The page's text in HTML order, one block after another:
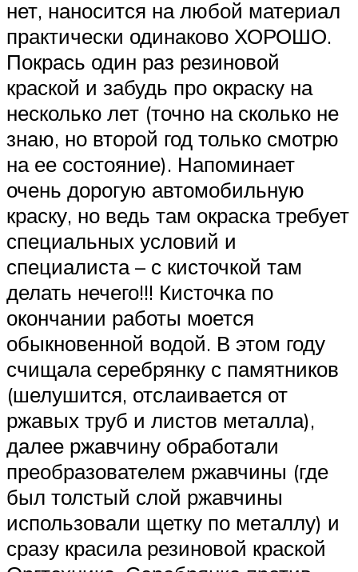
нет, наносится на любой материал
практически одинаково ХОРОШО.
Покрась один раз резиновой
краской и забудь про окраску на
несколько лет (точно на сколько не
знаю, но второй год только смотрю
на ее состояние). Напоминает
очень дорогую автомобильную
краску, но ведь там окраска требует
специальных условий и
специалиста – с кисточкой там
делать нечего!!! Кисточка по
окончании работы моется
обыкновенной водой. В этом году
счищала серебрянку с памятников
(шелушится, отслаивается от
ржавых труб и листов металла),
далее ржавчину обработали
преобразователем ржавчины (где
был толстый слой ржавчины
использовали щетку по металлу) и
сразу красила резиновой краской